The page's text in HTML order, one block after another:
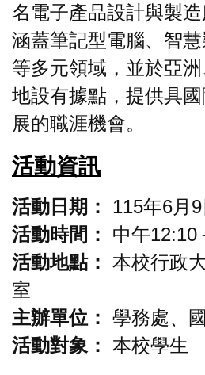
名電子產品設計與製
涵蓋筆記型電腦、智
等多元領域，並於亞
地設有據點，提供具
展的職涯機會。
活動資訊
活動日期：
115年6月9
活動時間：
中午12:10
活動地點： 本校行政
室
主辦單位： 學務處、
活動對象： 本校學生